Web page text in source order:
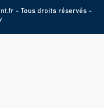
- Tous droits réservés -